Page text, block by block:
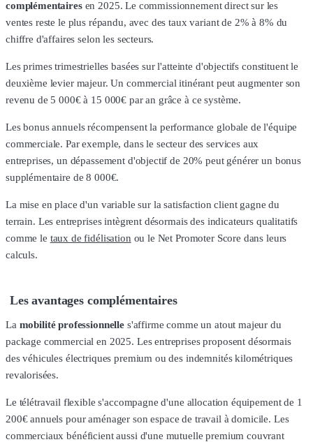
complémentairesen 2025. Le commissionnement direct sur les
ventes reste le plus répandu, avec des taux variant de 2% à 8% du
chiffre d'affaires selon les secteurs.
Les primes trimestrielles basées sur l'atteinte d'objectifs constituent le
deuxième levier majeur. Un commercial itinérant peut augmenter son
revenu de 5 000€ à 15 000€ par an grâce à ce système.
Les bonus annuels récompensent la performance globale de l'équipe
commerciale. Par exemple, dans le secteur des services aux
entreprises, un dépassement d'objectif de 20% peut générer un bonus
supplémentaire de 8 000€.
La mise en place d'un variable sur la satisfaction client gagne du
terrain. Les entreprises intègrent désormais des indicateurs qualitatifs
comme le taux de fidélisation ou le Net Promoter Score dans leurs
calculs.
Les avantages complémentaires
La mobilité professionnelles'affirme comme un atout majeur du
package commercial en 2025. Les entreprises proposent désormais
des véhicules électriques premium ou des indemnités kilométriques
revalorisées.
Le télétravail flexible s'accompagne d'une allocation équipement de 1
200€ annuels pour aménager son espace de travail à domicile. Les
commerciaux bénéficient aussi d'une mutuelle premium couvrant